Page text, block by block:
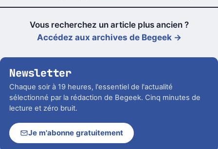
Vous recherchez un article plus ancien ?
Accédez aux archives de Begeek →
Newsletter
Chaque soir à 19 heures, l'essentiel de l'actualité
sélectionné par la rédaction de Begeek. Cinq minutes de
lecture et zéro bruit.
Je m'abonne gratuitement